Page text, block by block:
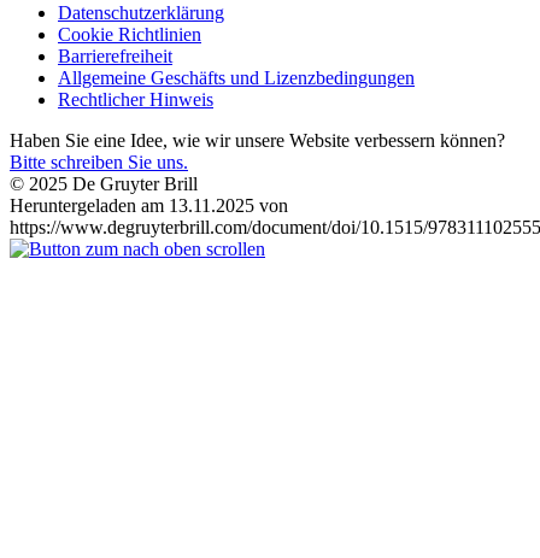
Datenschutzerklärung
Cookie Richtlinien
Barrierefreiheit
Allgemeine Geschäfts und Lizenzbedingungen
Rechtlicher Hinweis
Haben Sie eine Idee, wie wir unsere Website verbessern können?
Bitte schreiben Sie uns.
© 2025 De Gruyter Brill
Heruntergeladen am 13.11.2025 von
https://www.degruyterbrill.com/document/doi/10.1515/